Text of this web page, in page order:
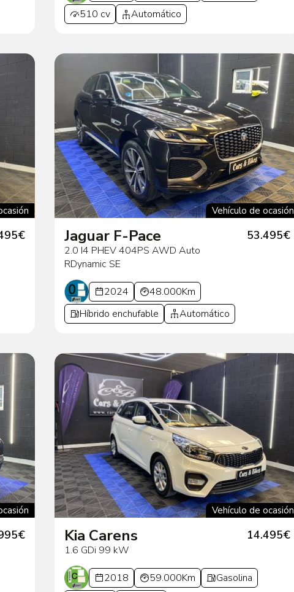
510 cv
Automático
Vehículo de ocasión
Jaguar F-Pace
2.0 I4 PHEV 404PS AWD Auto
RDynamic SE
53.495€
2024
48.000Km
Híbrido enchufable
Automático
Vehículo de ocasión
Kia Carens
1.6 GDi 99 kW
14.495€
2018 59.000Km
Gasolina